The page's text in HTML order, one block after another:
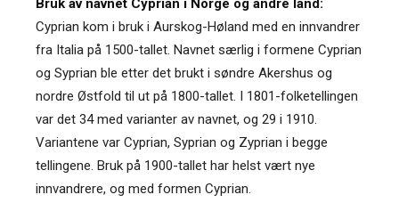
Cyprian kom i bruk i Aurskog-Høland med en innvandrer
fra Italia på 1500-tallet. Navnet særlig i formene Cyprian
og Syprian ble etter det brukt i søndre Akershus og
nordre Østfold til ut på 1800-tallet. I 1801-folketellingen
var det 34 med varianter av navnet, og 29 i 1910.
Variantene var Cyprian, Syprian og Zyprian i begge
tellingene. Bruk på 1900-tallet har helst vært nye
innvandrere, og med formen Cyprian.